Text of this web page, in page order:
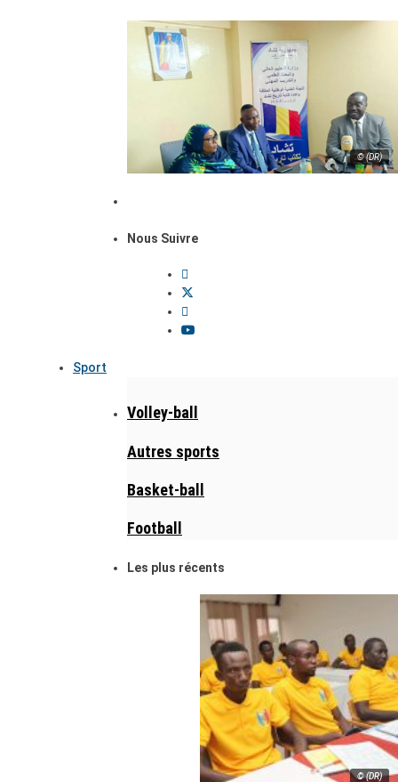
© (DR)
Nous Suivre
Sport
Volley-ball
Autres sports
Basket-ball
Football
Les plus récents
© (DR)